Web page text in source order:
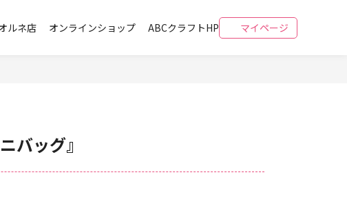
ルネ店 オンラインショップ ABCクラフトHP マイページ
バッグ』